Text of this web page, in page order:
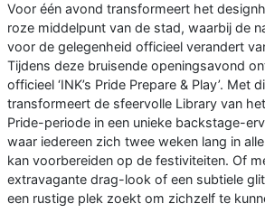
Voor één avond transformeert het
roze middelpunt van de stad, waarbij de
voor de gelegenheid officieel verandert
Tijdens deze bruisende openingsavond
officieel ‘INK’s Pride Prepare & Play’. Met
transformeert de sfeervolle Library van
Pride-periode in een unieke backstage-
waar iedereen zich twee weken lang in
kan voorbereiden op de festiviteiten. Of
extravagante drag-look of een subtiele
een rustige plek zoekt om zichzelf te